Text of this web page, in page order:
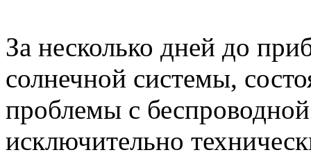
За несколько дней до
солнечной системы,
проблемы с
исключительно